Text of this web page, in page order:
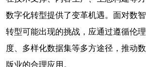
数字化转型提供了变革机遇。面对数
转型可能出现的挑战，应通过遵循伦
度、多样化数据集等多方途径，推动
版业的合理应用。